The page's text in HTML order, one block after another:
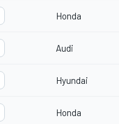
Honda
Audi
Hyundai
Honda